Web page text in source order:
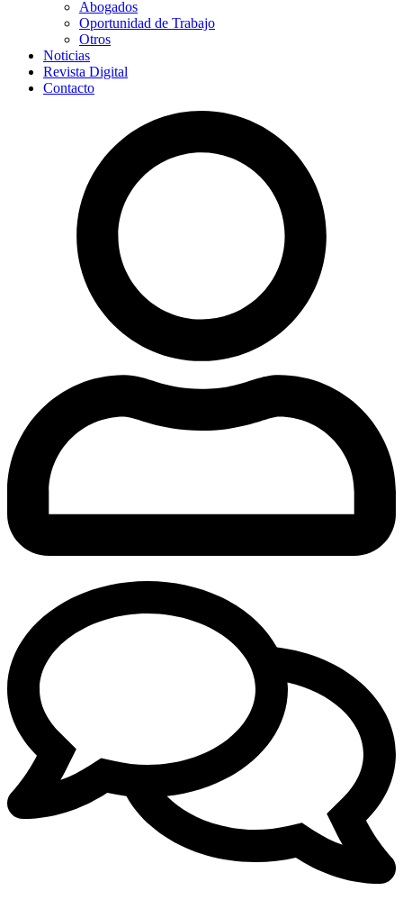
Abogados
Oportunidad de Trabajo
Otros
Noticias
Revista Digital
Contacto